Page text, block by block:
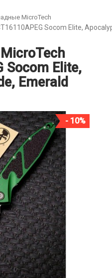
MicroTech
Socom Elite,
Socom Elite,
Emerald
- 10%